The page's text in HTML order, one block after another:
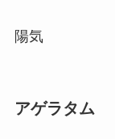
陽気
アゲラタム